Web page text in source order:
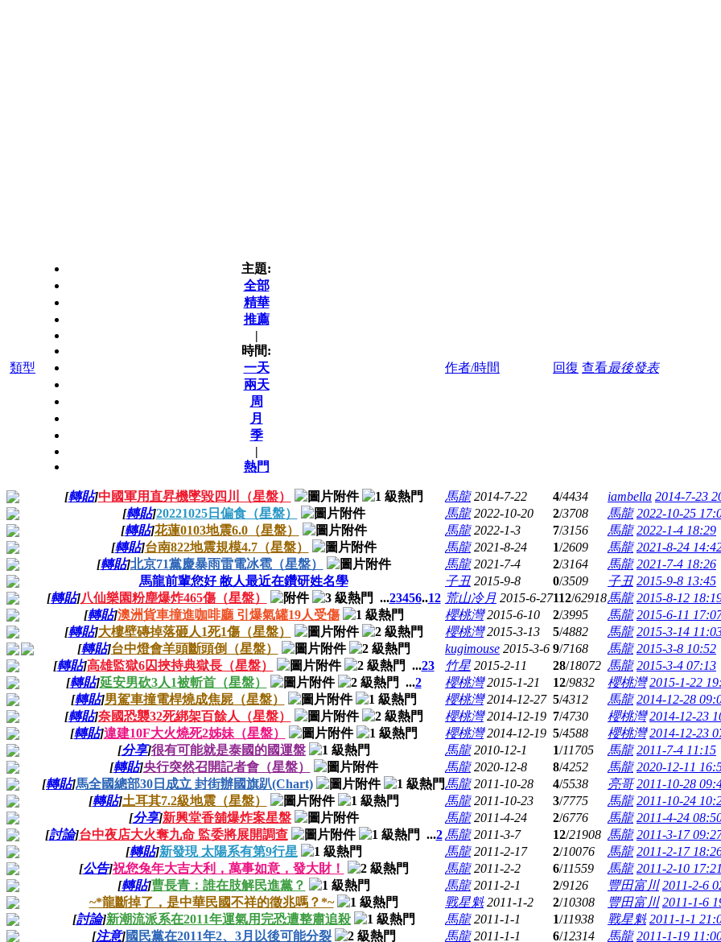
類型
主題:
全部
精華
推薦
|
時間:
一天
兩天
周
月
季
|
熱門
作者/時間 回復 查看最後發表
[轉貼]中國軍用直昇機墜毀四川（星盤） 馬龍 2014-7-22 4/4434 iambella 2014-7-23
[轉貼]20221025日偏食（星盤） 馬龍 2022-10-20 2/3708 馬龍 2022-10-25
[轉貼]花蓮0103地震6.0（星盤） 馬龍 2022-1-3 7/3156 馬龍 2022-1-4 18:29
[轉貼]台南822地震規模4.7（星盤） 馬龍 2021-8-24 1/2609 馬龍 2021-8-24
[轉貼]北京71黨慶暴雨雷電冰雹（星盤） 馬龍 2021-7-4 2/3164 馬龍 2021-7-4 18:26
馬龍前輩您好 敝人最近在鑽研姓名學
子丑 2015-9-8 0/3509 子丑 2015-9-8 13:45
[轉貼]八仙樂園粉塵爆炸465傷（星盤） ...23456..12 荒山冷月 2015-6-27112/62918馬龍 2015-8-12
[轉貼]澳洲貨車撞進咖啡廳 引爆氣罐19人受傷 櫻桃灣 2015-6-10 2/3995 馬龍 2015-6-11
[轉貼]大樓壁磚掉落砸人1死1傷（星盤） 櫻桃灣 2015-3-13 5/4882 馬龍 2015-3-14
[轉貼]台中燈會羊頭斷頭倒（星盤） kugimouse 2015-3-6 9/7168 馬龍 2015-3-8 10:52
[轉貼]高雄監獄6囚挾持典獄長（星盤） ...23 竹星 2015-2-11 28/18072 馬龍 2015-3-4 07:13
[轉貼]延安男砍3人1被斬首（星盤） ...2 櫻桃灣 2015-1-21 12/9832 櫻桃灣 2015-1-22
[轉貼]男駕車撞電桿燒成焦屍（星盤） 櫻桃灣 2014-12-27 5/4312 馬龍 2014-12-28
[轉貼]奈國恐襲32死綁架百餘人（星盤） 櫻桃灣 2014-12-19 7/4730 櫻桃灣 2014-12-23
[轉貼]違建10F大火燒死2姊妹（星盤） 櫻桃灣 2014-12-19 5/4588 櫻桃灣 2014-12-23
[分享]很有可能就是泰國的國運盤 馬龍 2010-12-1 1/11705 馬龍 2011-7-4 11:15
[轉貼]央行突然召開記者會（星盤） 馬龍 2020-12-8 8/4252 馬龍 2020-12-11
[轉貼]馬全國總部30日成立 封街辦國旗趴(Chart) 馬龍 2011-10-28 4/5538 亮哥 2011-10-28
[轉貼]土耳其7.2級地震（星盤） 馬龍 2011-10-23 3/7775 馬龍 2011-10-24
[分享]新興堂香舖爆炸案星盤 馬龍 2011-4-24 2/6776 馬龍 2011-4-24
[討論]台中夜店大火奪九命 監委將展開調查 ...2 馬龍 2011-3-7 12/21908 馬龍 2011-3-17
[轉貼]新發現 太陽系有第9行星 馬龍 2011-2-17 2/10076 馬龍 2011-2-17
[公告]祝您兔年大吉大利，萬事如意，發大財！ 馬龍 2011-2-2 6/11559 馬龍 2011-2-10 17:21
[轉貼]曹長青：誰在肢解民進黨？ 馬龍 2011-2-1 2/9126 豐田富川 2011-2-6
~*龍斷掉了，是中華民國不祥的徵兆嗎？*~
戰星魁 2011-1-2 2/10308 豐田富川 2011-1-6
[討論]新潮流派系在2011年運氣用完恐遭整肅追殺 馬龍 2011-1-1 1/11938 戰星魁 2011-1-1
[注意]國民黨在2011年2、3月以後可能分裂 馬龍 2011-1-1 6/12314 馬龍 2011-1-19